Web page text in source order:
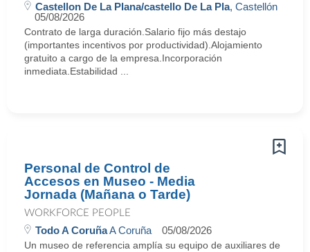
Castellon De La Plana/castello De La Pla, Castellón
05/08/2026
Contrato de larga duración.Salario fijo más destajo
(importantes incentivos por productividad).Alojamiento
gratuito a cargo de la empresa.Incorporación
inmediata.Estabilidad ...
Personal de Control de
Accesos en Museo - Media
Jornada (Mañana o Tarde)
WORKFORCE PEOPLE
Todo A CoruñaA Coruña 05/08/2026
Un museo de referencia amplía su equipo de auxiliares de